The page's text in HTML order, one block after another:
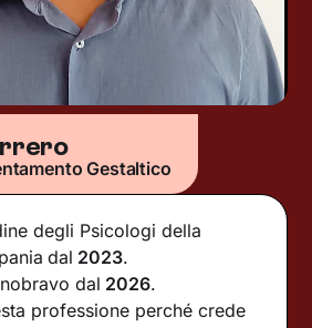
Gestaltico
degli Psicologi della
dal 2023.
dal 2026.
professione perché crede